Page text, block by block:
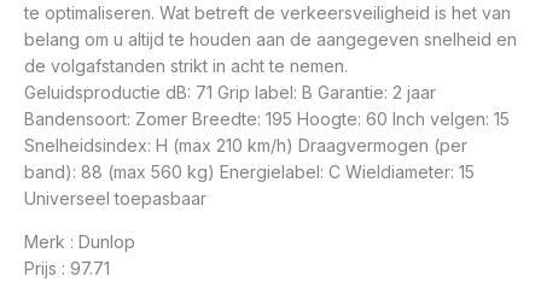
te optimaliseren. Wat betreft de verkeersveiligheid is het van
belang om u altijd te houden aan de aangegeven snelheid en
de volgafstanden strikt in acht te nemen.
Geluidsproductie dB: 71 Grip label: B Garantie: 2 jaar
Bandensoort: Zomer Breedte: 195 Hoogte: 60 Inch velgen: 15
Snelheidsindex: H (max 210 km/h) Draagvermogen (per
band): 88 (max 560 kg) Energielabel: C Wieldiameter: 15
Universeel toepasbaar
Merk : Dunlop
Prijs : 97.71